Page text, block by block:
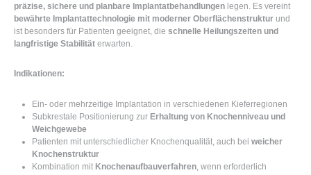
präzise, sichere und planbare Implantatbehandlungen legen. Es vereint
bewährte Implantattechnologie mit moderner Oberflächenstruktur und
ist besonders für Patienten geeignet, die schnelle Heilungszeiten und
langfristige Stabilität erwarten.
Indikationen:
Ein- oder mehrzeitige Implantation in verschiedenen Kieferregionen
Subkrestale Positionierung zur Erhaltung von Knochenniveau und
Weichgewebe
Patienten mit unterschiedlicher Knochenqualität, auch bei weicher
Knochenstruktur
Kombination mit Knochenaufbauverfahren, wenn erforderlich